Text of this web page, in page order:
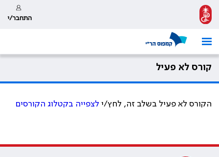
התחבר/י
קורס לא פעיל
הקורס לא פעיל בשלב זה, לחץ/י לצפייה בקטלוג הקורסים